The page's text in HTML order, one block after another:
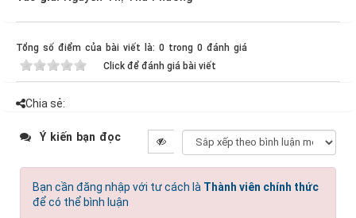
Tổng số điểm của bài viết là: 0 trong 0 đánh giá
Click để đánh giá bài viết
Chia sẻ:
Ý kiến bạn đọc
Bạn cần đăng nhập với tư cách là Thành viên chính thức
để có thể bình luận